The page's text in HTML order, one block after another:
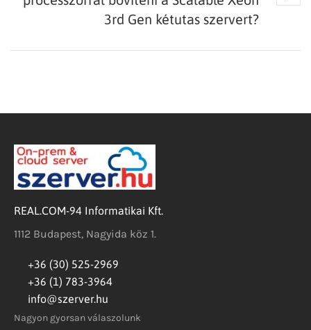
3rd Gen kétutas szervert?
REAL.COM-94 Informatikai Kft.
1112 Budapest, Nagyida köz 1.
+36 (30) 525-2969
+36 (1) 783-3964
info@szerver.hu
Nagyon gyorsan válaszolunk